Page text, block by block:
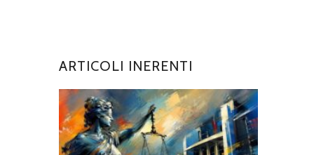
ARTICOLI INERENTI